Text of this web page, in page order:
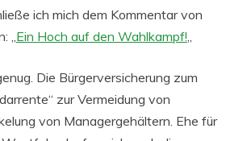
ich mich dem Kommentar von
„Ein Hoch auf den Wahlkampf!„
Die Bürgerversicherung zum
zur Vermeidung von
von Managergehältern. Ehe für